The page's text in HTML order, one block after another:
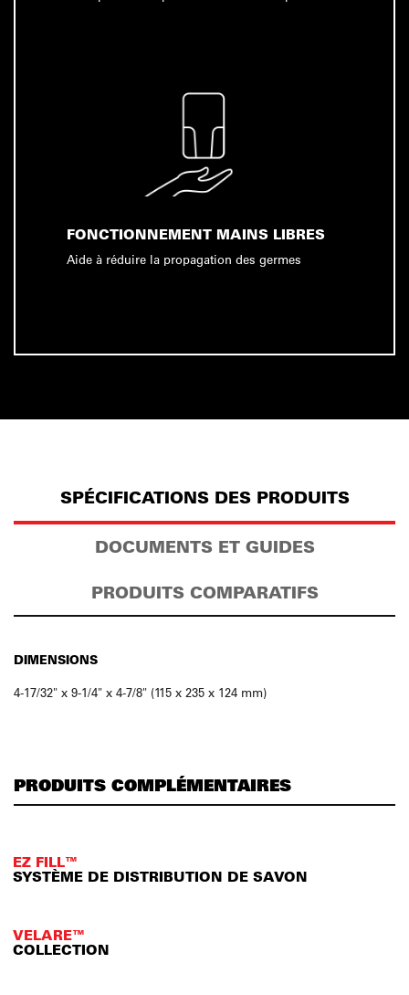
FONCTIONNEMENT MAINS LIBRES
Aide à réduire la propagation des germes
SPÉCIFICATIONS DES PRODUITS
DOCUMENTS ET GUIDES
PRODUITS COMPARATIFS
DIMENSIONS
4-17/32" x 9-1/4" x 4-7/8" (115 x 235 x 124 mm)
PRODUITS COMPLÉMENTAIRES
EZ FILL™
SYSTÈME DE DISTRIBUTION DE SAVON
VELARE™
COLLECTION